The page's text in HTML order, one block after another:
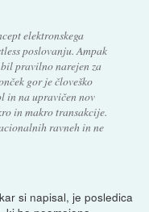
elektronskega
poslovanju. Ampak
pravilno narejen za
gor je človeško
in na upravičen nov
in makro transakcije.
ravneh in ne
si napisal, je posledica